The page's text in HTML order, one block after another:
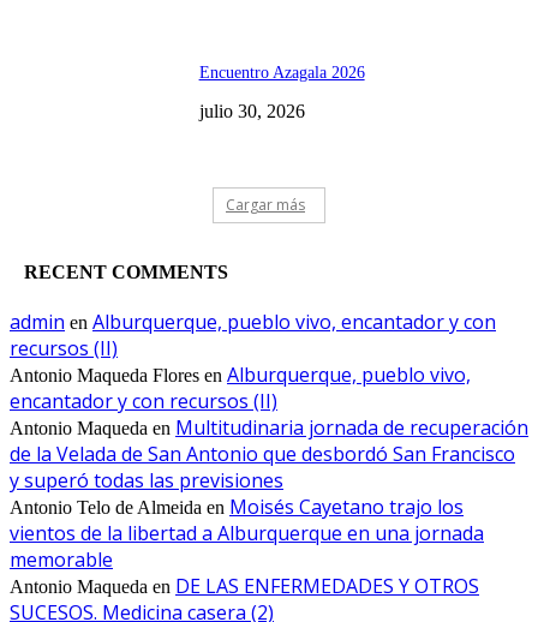
Encuentro Azagala 2026
julio 30, 2026
Cargar más
RECENT COMMENTS
admin en Alburquerque, pueblo vivo, encantador y con
recursos (II)
Antonio Maqueda Flores en Alburquerque, pueblo vivo,
encantador y con recursos (II)
Antonio Maqueda en Multitudinaria jornada de recuperación
de la Velada de San Antonio que desbordó San Francisco
y superó todas las previsiones
Antonio Telo de Almeida en Moisés Cayetano trajo los
vientos de la libertad a Alburquerque en una jornada
memorable
Antonio Maqueda en DE LAS ENFERMEDADES Y OTROS
SUCESOS. Medicina casera (2)